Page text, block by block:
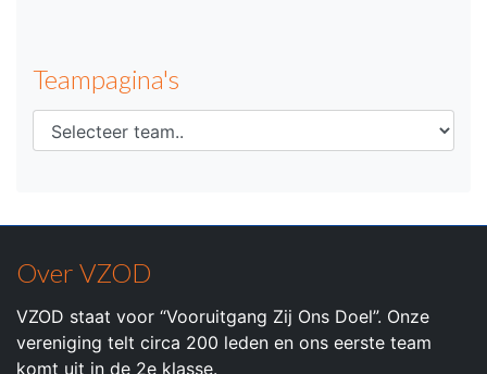
Teampagina's
Over VZOD
VZOD staat voor “Vooruitgang Zij Ons Doel”. Onze
vereniging telt circa 200 leden en ons eerste team
komt uit in de 2e klasse.